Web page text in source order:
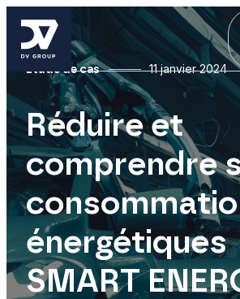
Étude de cas 11 janvier 2024
Réduire et
comprendre
énergétiques
SMART